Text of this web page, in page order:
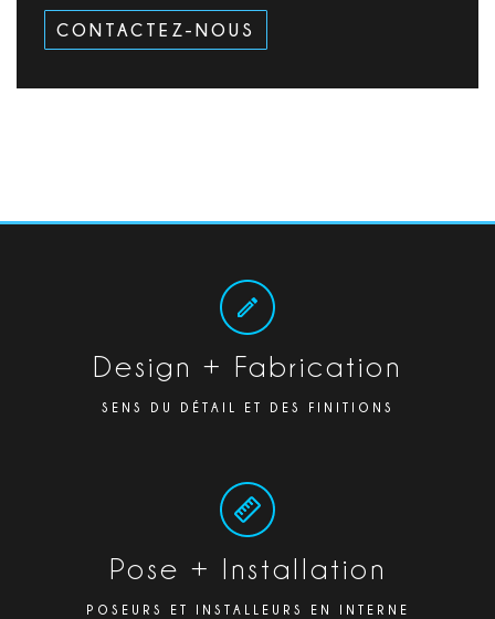
CONTACTEZ-NOUS
Design + Fabrication
SENS DU DÉTAIL ET DES FINITIONS
Pose + Installation
POSEURS ET INSTALLEURS EN INTERNE